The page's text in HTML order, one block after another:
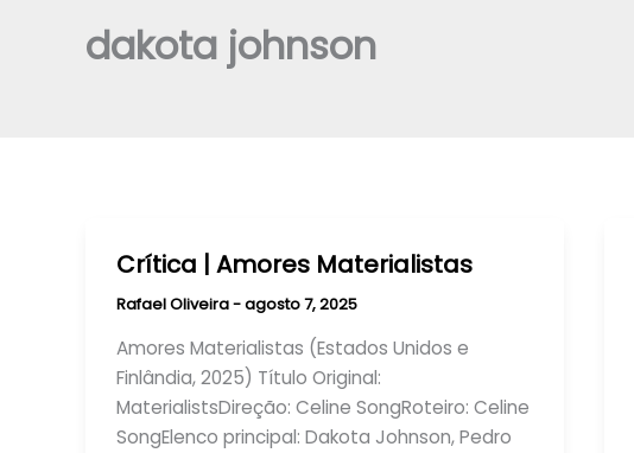
dakota johnson
Crítica | Amores Materialistas
Rafael Oliveira-agosto 7, 2025
Amores Materialistas (Estados Unidos e
Finlândia, 2025) Título Original:
MaterialistsDireção: Celine SongRoteiro: Celine
SongElenco principal: Dakota Johnson, Pedro